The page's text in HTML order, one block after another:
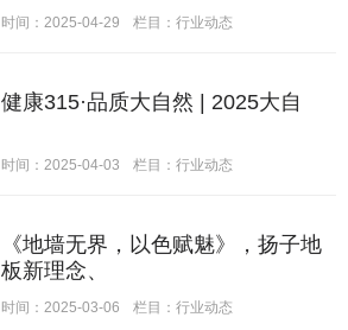
时间：2025-04-29 栏目： 行业动态
健康315·品质大自然 | 2025大自
时间：2025-04-03 栏目： 行业动态
《地墙无界，以色赋魅》，扬子地
板新理念、
时间：2025-03-06 栏目： 行业动态